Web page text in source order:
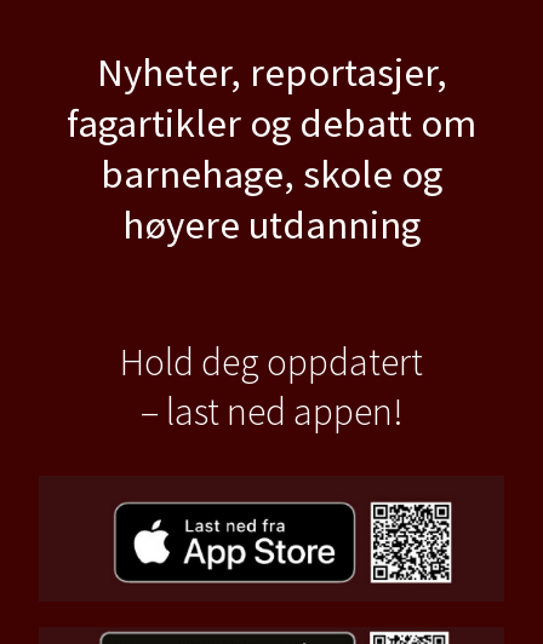
Nyheter, reportasjer,
fagartikler og debatt om
barnehage, skole og
høyere utdanning
Hold deg oppdatert
– last ned appen!